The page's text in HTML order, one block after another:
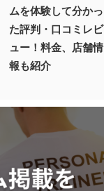
ムを体験して分かっ
た評判・口コミレビ
ュー！料金、店舗情
報も紹介